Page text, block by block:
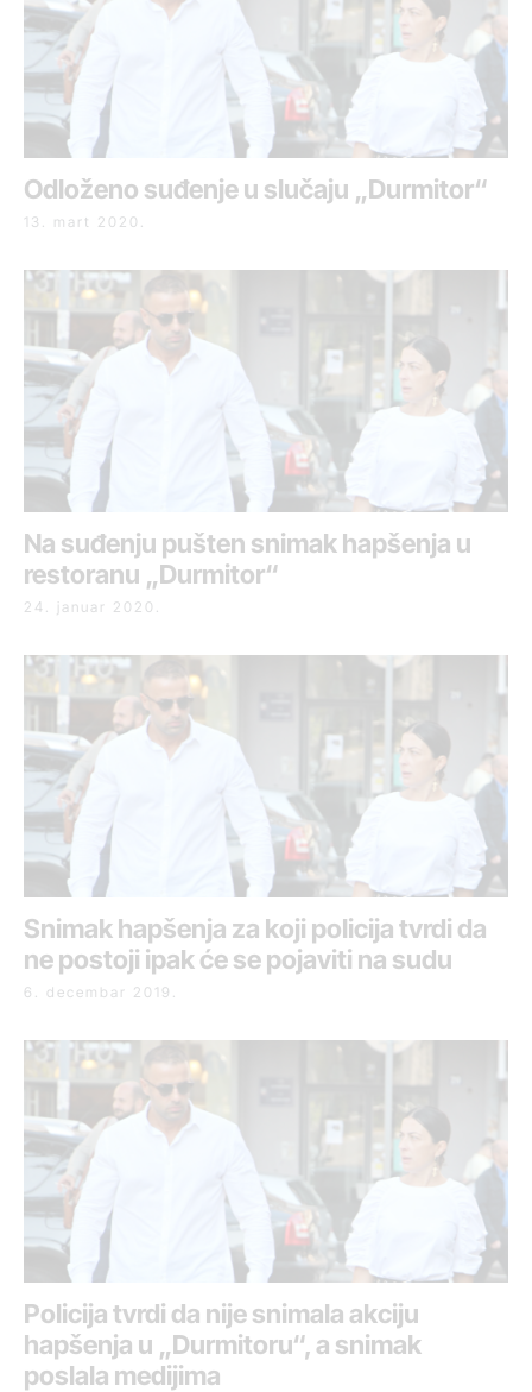
Odloženo suđenje u slučaju „Durmitor“
13. mart 2020.
Na suđenju pušten snimak hapšenja u
restoranu „Durmitor“
24. januar 2020.
Snimak hapšenja za koji policija tvrdi da
ne postoji ipak će se pojaviti na sudu
6. decembar 2019.
Policija tvrdi da nije snimala akciju
hapšenja u „Durmitoru“, a snimak
poslala medijima